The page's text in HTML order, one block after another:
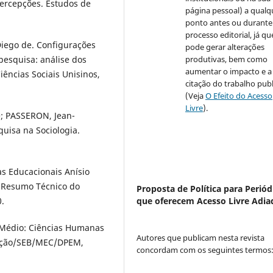
Estudos de
de. Configurações
análise dos
Sociais Unisinos,
Jean-
na Sociologia.
Educacionais Anísio
Técnico do
Ciências Humanas
SEB/MEC/DPEM,
página pessoal) a
ponto antes ou
processo editorial, já
pode gerar alterações
produtivas, bem como
aumentar o impacto e a
citação do trabalho
(VejaO Efeito do Acesso
Livre).
Proposta de Política para
que oferecem Acesso Livre
Autores que publicam nesta revista
concordam com os seguintes